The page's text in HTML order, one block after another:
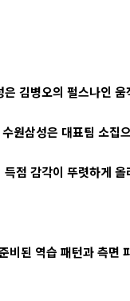
김병오의 펄스나인
원삼성은 대표팀 소집
점 감각이 뚜렷하게
비된 역습 패턴과 측면